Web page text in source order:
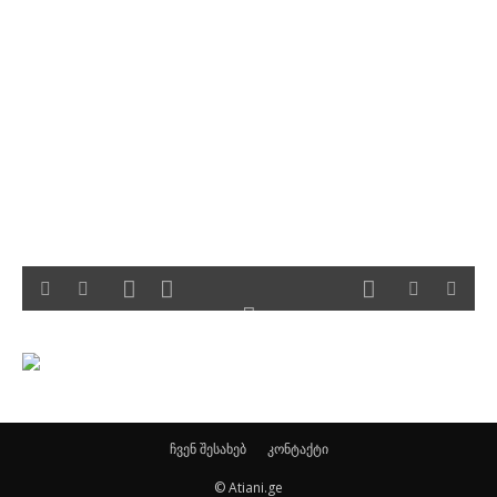
ჩვენ შესახებ კონტაქტი
© Atiani.ge